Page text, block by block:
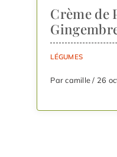
Crème de
LÉGUMES
Par camille / 26